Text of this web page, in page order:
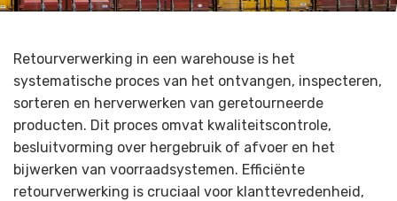
Retourverwerking in een warehouse is het
systematische proces van het ontvangen, inspecteren,
sorteren en herverwerken van geretourneerde
producten. Dit proces omvat kwaliteitscontrole,
besluitvorming over hergebruik of afvoer en het
bijwerken van voorraadsystemen. Efficiënte
retourverwerking is cruciaal voor klanttevredenheid,